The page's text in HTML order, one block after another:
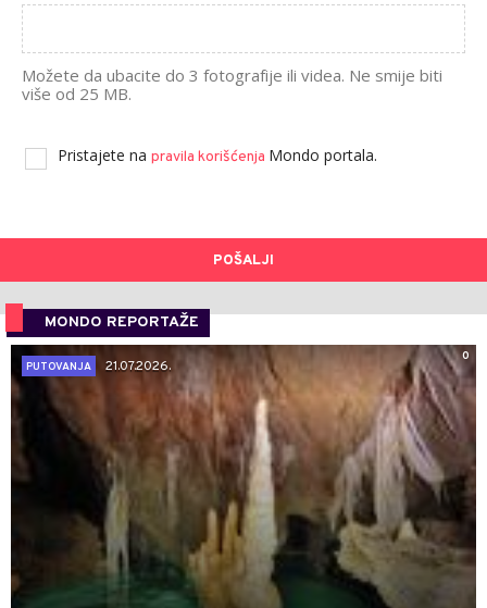
Možete da ubacite do 3 fotografije ili videa. Ne smije biti
više od 25 MB.
Pristajete na pravila korišćenja Mondo portala.
POŠALJI
MONDO REPORTAŽE
0
PUTOVANJA
21.07.2026.